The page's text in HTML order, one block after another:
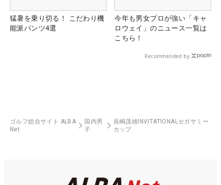
猛暑を乗り切る！ こだわり機
能派パンツ4選
今年も男女プロが強い「キャ
ロウェイ」のニュース一覧は
こちら！
Recommended by
ゴルフ総合サイト ALBA
Net
国内男
子
長嶋茂雄INVITATIONALセガサミー
カップ